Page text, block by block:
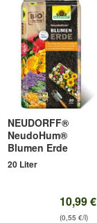
NEUDORFF®
NeudoHum®
Blumen Erde
20 Liter
10,99 €
(0,55 €/l)